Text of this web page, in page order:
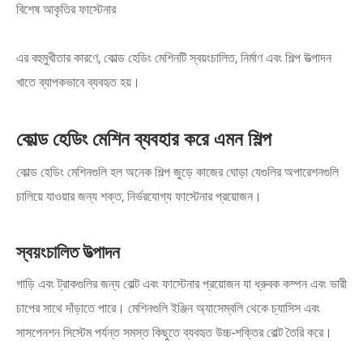
বিশেষ আকৃতির ফাস্টেনার
এর বহুমুখীতার কারণে, কোল্ড হেডিং মেশিনটি স্বয়ংচালিত, নির্মাণ এবং শিল্প উত্পাদন
খাতে ব্যাপকভাবে ব্যবহৃত হয়।
কোল্ড হেডিং মেশিন ব্যবহার করে এমন শিল্প
কোল্ড হেডিং মেশিনগুলি হল অনেক শিল্প জুড়ে কাজের ঘোড়া যেগুলির অপারেশনগুলি
চালিয়ে যাওয়ার জন্য শক্ত, নির্ভরযোগ্য ফাস্টেনার প্রয়োজন।
স্বয়ংচালিত উত্পাদন
গাড়ি এবং ট্রাকগুলির জন্য বোল্ট এবং ফাস্টেনার প্রয়োজন যা ধ্রুবক কম্পন এবং ভারী
চাপের সাথে দাঁড়াতে পারে। মেশিনগুলি ইঞ্জিন অ্যাসেম্বলি থেকে চ্যাসিস এবং
সাসপেনশন সিস্টেম পর্যন্ত সমস্ত কিছুতে ব্যবহৃত উচ্চ-শক্তির বোল্ট তৈরি করে।